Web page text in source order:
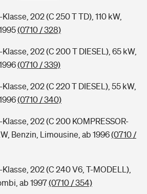
202 (C 250 T TD), 110 kW,
(0710 / 328)
202 (C 200 T DIESEL), 65 kW,
(0710 / 339)
202 (C 220 T DIESEL), 55 kW,
(0710 / 340)
202 (C 200 KOMPRESSOR-
Benzin, Limousine, ab 1996(0710 /
202 (C 240 V6, T-MODELL),
ab 1997(0710 / 354)